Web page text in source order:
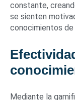
constante,
se sienten
conocimientos de
Mediante la